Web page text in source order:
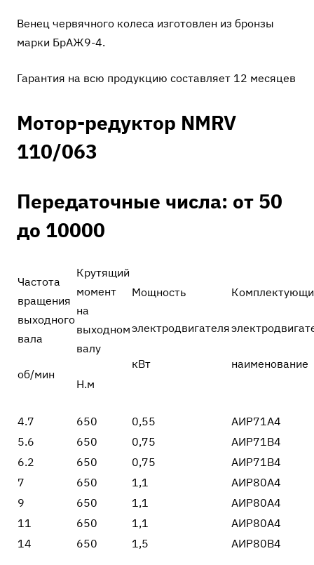
Венец червячного колеса изготовлен из бронзы
марки БрАЖ9-4.
Гарантия на всю продукцию составляет 12 месяцев
Мотор-редуктор NMRV
110/063
Передаточные числа: от 50
до 10000
Частота
вращения
выходного
вала
об/мин
Крутящий
момент
на
выходном
валу
Н.м
Мощность
электродвигателя
кВт наименование
4.7 650 0,55
АИР71А4
5.6
650 0,75
АИР71В4
6.2
650 0,75
АИР71В4
7
650 1,1
АИР80А4
9
650 1,1
АИР80А4
11
650 1,1
АИР80А4
14
650 1,5 АИР80В4